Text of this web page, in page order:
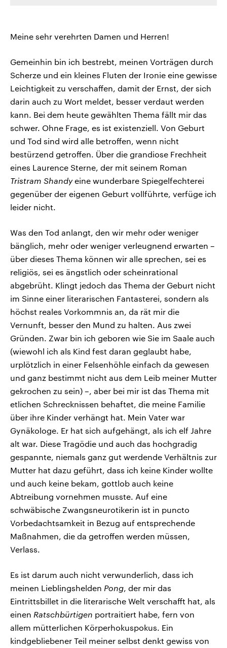
Meine sehr verehrten Damen und Herren!
Gemeinhin bin ich bestrebt, meinen Vorträgen durch
Scherze und ein kleines Fluten der Ironie eine gewisse
Leichtigkeit zu verschaffen, damit der Ernst, der sich
darin auch zu Wort meldet, besser verdaut werden
kann. Bei dem heute gewählten Thema fällt mir das
schwer. Ohne Frage, es ist existenziell. Von Geburt
und Tod sind wird alle betroffen, wenn nicht
bestürzend getroffen. Über die grandiose Frechheit
eines Laurence Sterne, der mit seinem Roman
Tristram Shandyeine wunderbare Spiegelfechterei
gegenüber der eigenen Geburt vollführte, verfüge ich
leider nicht.
Was den Tod anlangt, den wir mehr oder weniger
bänglich, mehr oder weniger verleugnend erwarten –
über dieses Thema können wir alle sprechen, sei es
religiös, sei es ängstlich oder scheinrational
abgebrüht. Klingt jedoch das Thema der Geburt nicht
im Sinne einer literarischen Fantasterei, sondern als
höchst reales Vorkommnis an, da rät mir die
Vernunft, besser den Mund zu halten. Aus zwei
Gründen. Zwar bin ich geboren wie Sie im Saale auch
(wiewohl ich als Kind fest daran geglaubt habe,
urplötzlich in einer Felsenhöhle einfach da gewesen
und ganz bestimmt nicht aus dem Leib meiner Mutter
gekrochen zu sein) –, aber bei mir ist das Thema mit
etlichen Schrecknissen behaftet, die meine Familie
über ihre Kinder verhängt hat. Mein Vater war
Gynäkologe. Er hat sich aufgehängt, als ich elf Jahre
alt war. Diese Tragödie und auch das hochgradig
gespannte, niemals ganz gut werdende Verhältnis zur
Mutter hat dazu geführt, dass ich keine Kinder wollte
und auch keine bekam, gottlob auch keine
Abtreibung vornehmen musste. Auf eine
schwäbische Zwangsneurotikerin ist in puncto
Vorbedachtsamkeit in Bezug auf entsprechende
Maßnahmen, die da getroffen werden müssen,
Verlass.
Es ist darum auch nicht verwunderlich, dass ich
meinen Lieblingshelden Pong, der mir das
Eintrittsbillet in die literarische Welt verschafft hat, als
einen Ratschbürtigen portraitiert habe, fern von
allem mütterlichen Körperhokuspokus. Ein
kindgebliebener Teil meiner selbst denkt gewiss von